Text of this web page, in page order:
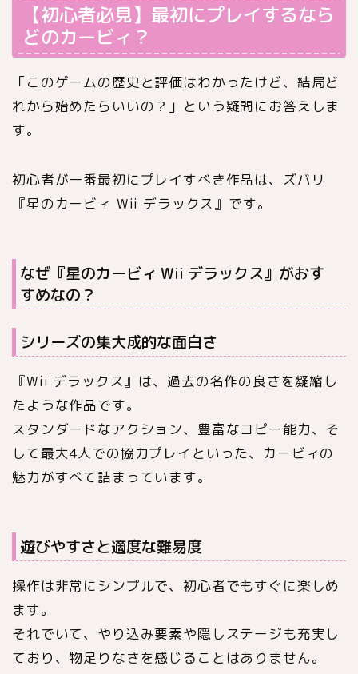
【初心者必見】最初にプレイするなら
どのカービィ？
「このゲームの歴史と評価はわかったけど、結局ど
れから始めたらいいの？」という疑問にお答えしま
す。
初心者が一番最初にプレイすべき作品は、ズバリ
『星のカービィ Wii デラックス』です。
なぜ『星のカービィ Wii デラックス』がおす
すめなの？
シリーズの集大成的な面白さ
『Wii デラックス』は、過去の名作の良さを凝縮し
たような作品です。
スタンダードなアクション、豊富なコピー能力、そ
して最大4人での協力プレイといった、カービィの
魅力がすべて詰まっています。
遊びやすさと適度な難易度
操作は非常にシンプルで、初心者でもすぐに楽しめ
ます。
それでいて、やり込み要素や隠しステージも充実し
ており、物足りなさを感じることはありません。